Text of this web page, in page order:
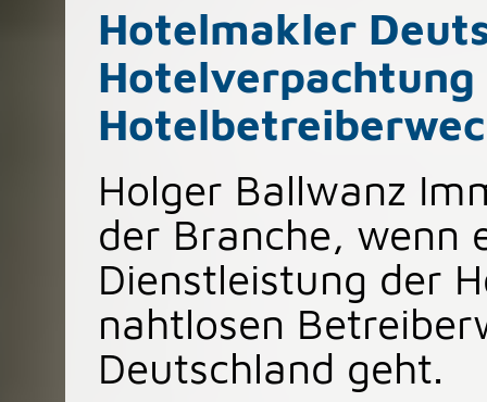
Hotelmakler
Hotelverpachtung
Holger Ballwanz
der Branche, wenn
Dienstleistung der
nahtlosen
Deutschland geht.